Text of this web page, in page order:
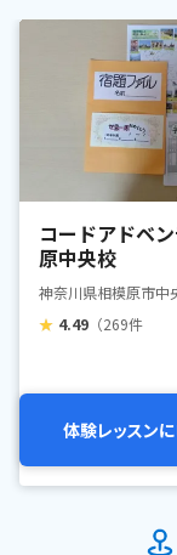
コードアドベ
原中央校
神奈川県相模原市中
★ 4.49 （269件
体験レッスン